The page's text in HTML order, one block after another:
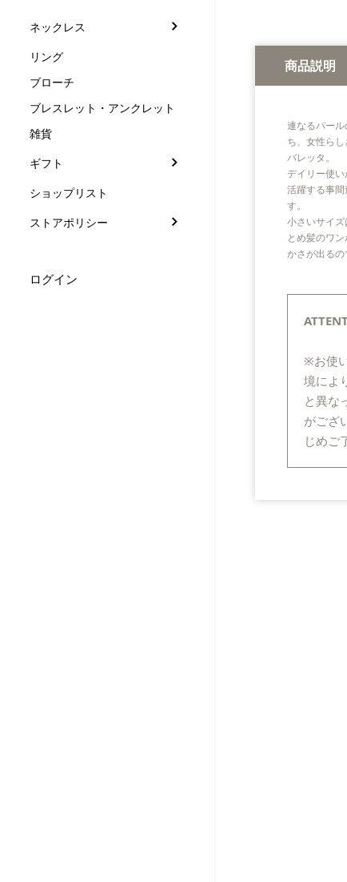
ネックレス
リング
ブローチ
ブレスレット・アンクレット
雑貨
ギフト
ショップリスト
ストアポリシー
ログイン
商品説明
連なるパー
ち、女性ら
バレッタ。
デイリー使
活躍する事
す。
小さいサイ
とめ髪のワ
かさが出るの
※お使
境によ
と異な
がござ
じめご